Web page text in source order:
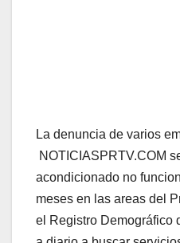
La denuncia de varios
NOTICIASPRTV.COM
acondicionado no
meses en las areas del
el Registro Demográfico